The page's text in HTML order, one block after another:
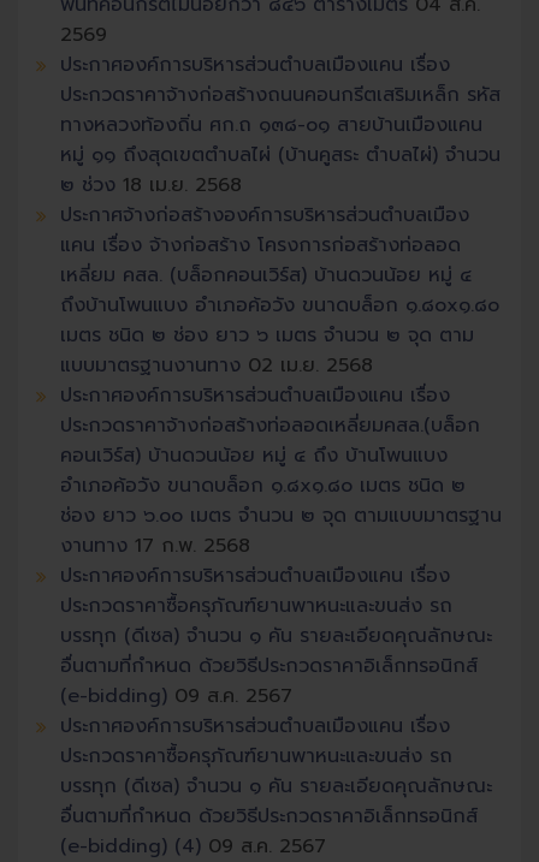
2569
ประกาศองค์การบริหารส่วนตำบลเมืองแคน เรื่อง
ประกวดราคาจ้างก่อสร้างถนนคอนกรีตเสริมเหล็ก รหัส
ทางหลวงท้องถิ่น ศก.ถ ๑๓๘-๐๑ สายบ้านเมืองแคน
หมู่ ๑๑ ถึงสุดเขตตำบลไผ่ (บ้านคูสระ ตำบลไผ่) จำนวน
๒ ช่วง 18 เม.ย. 2568
ประกาศจ้างก่อสร้างองค์การบริหารส่วนตำบลเมือง
แคน เรื่อง จ้างก่อสร้าง โครงการก่อสร้างท่อลอด
เหลี่ยม คสล. (บล็อกคอนเวิร์ส) บ้านดวนน้อย หมู่ ๔
ถึงบ้านโพนแบง อำเภอค้อวัง ขนาดบล็อก ๑.๘๐x๑.๘๐
เมตร ชนิด ๒ ช่อง ยาว ๖ เมตร จำนวน ๒ จุด ตาม
แบบมาตรฐานงานทาง 02 เม.ย. 2568
ประกาศองค์การบริหารส่วนตำบลเมืองแคน เรื่อง
ประกวดราคาจ้างก่อสร้างท่อลอดเหลี่ยมคสล.(บล็อก
คอนเวิร์ส) บ้านดวนน้อย หมู่ ๔ ถึง บ้านโพนแบง
อำเภอค้อวัง ขนาดบล็อก ๑.๘x๑.๘๐ เมตร ชนิด ๒
ช่อง ยาว ๖.๐๐ เมตร จำนวน ๒ จุด ตามแบบมาตรฐาน
งานทาง 17 ก.พ. 2568
ประกาศองค์การบริหารส่วนตำบลเมืองแคน เรื่อง
ประกวดราคาซื้อครุภัณฑ์ยานพาหนะและขนส่ง รถ
บรรทุก (ดีเซล) จำนวน ๑ คัน รายละเอียดคุณลักษณะ
อื่นตามที่กำหนด ด้วยวิธีประกวดราคาอิเล็กทรอนิกส์
(e-bidding) 09 ส.ค. 2567
ประกาศองค์การบริหารส่วนตำบลเมืองแคน เรื่อง
ประกวดราคาซื้อครุภัณฑ์ยานพาหนะและขนส่ง รถ
บรรทุก (ดีเซล) จำนวน ๑ คัน รายละเอียดคุณลักษณะ
อื่นตามที่กำหนด ด้วยวิธีประกวดราคาอิเล็กทรอนิกส์
(e-bidding) (4) 09 ส.ค. 2567